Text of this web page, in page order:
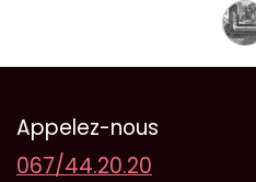
Appelez-nous
067/44.20.20